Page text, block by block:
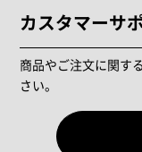
カスタマーサ
商品やご注文に関す
さい。